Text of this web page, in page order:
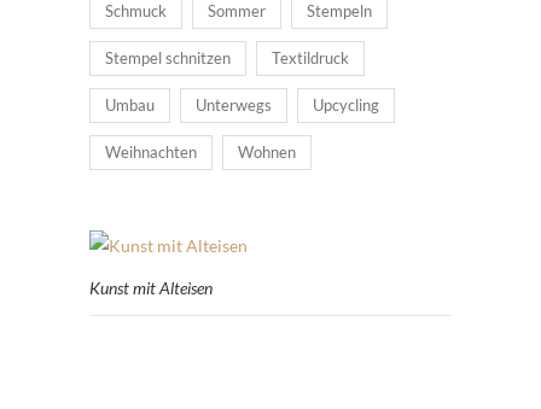
Schmuck Sommer Stempeln
Stempel schnitzen Textildruck
Umbau Unterwegs Upcycling
Weihnachten Wohnen
Kunst mit Alteisen